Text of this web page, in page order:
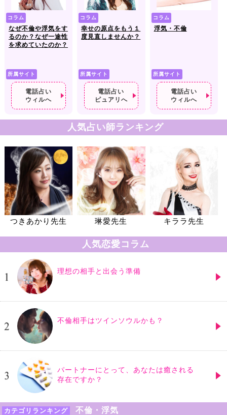
コラム
なぜ不倫や浮気をす
るのか？なぜ一途性
を求めていたのか？
所属サイト
電話占い
ウィルへ
コラム
幸せの原点をもう１
度見直しませんか？
所属サイト
電話占い
ピュアリへ
コラム
浮気・不倫
所属サイト
電話占い
ウィルへ
人気占い師ランキング
つきあかり先生 琳愛先生 キララ先生
人気恋愛コラム
理想の相手と出会う準備
不倫相手はツインソウルかも？
パートナーにとって、あなたは癒される
存在ですか？
カテゴリランキング 不倫・浮気